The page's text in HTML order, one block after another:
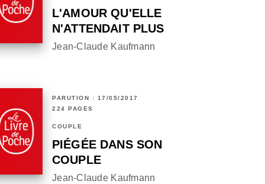
L'AMOUR QU'ELLE
N'ATTENDAIT PLUS
Jean-Claude Kaufmann
PARUTION : 17/05/2017
224 PAGES
COUPLE
PIÉGÉE DANS SON
COUPLE
Jean-Claude Kaufmann